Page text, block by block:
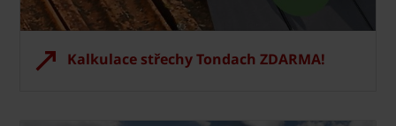
Kalkulace střechy Tondach ZDARMA!